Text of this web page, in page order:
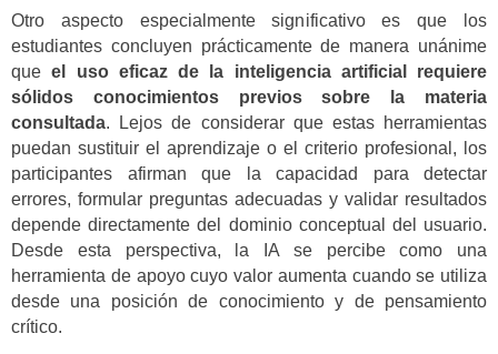
Otro aspecto especialmente significativo es que los
estudiantes concluyen prácticamente de manera unánime
queel uso eficaz de la inteligencia artificial requiere
sólidos conocimientos previos sobre la materia
consultada. Lejos de considerar que estas herramientas
puedan sustituir el aprendizaje o el criterio profesional, los
participantes afirman que la capacidad para detectar
errores, formular preguntas adecuadas y validar resultados
depende directamente del dominio conceptual del usuario.
Desde esta perspectiva, la IA se percibe como una
herramienta de apoyo cuyo valor aumenta cuando se utiliza
desde una posición de conocimiento y de pensamiento
crítico.